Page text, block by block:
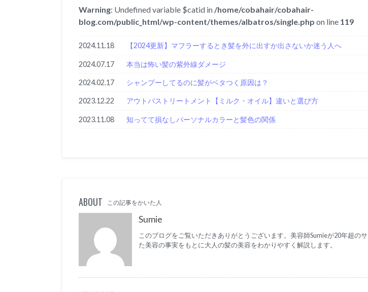
Warning: Undefined variable $catid in /home/cobahair/cobahair-
blog.com/public_html/wp-content/themes/albatros/single.php on line 119
2024.11.18 【2024更新】マフラーするとき髪を外に出すか出さないか迷う人へ
2024.07.17 本当は怖い髪の紫外線ダメージ
2024.02.17 シャンプーしてるのに髪がベタつく原因は？
2023.12.22 アウトバストリートメント【ミルク・オイル】違いと選び方
2023.11.08 知ってて損なしパーソナルカラーと髪色の関係
ABOUT この記事をかいた人
Sumie
このブログをご覧いただきありがとうございます。美容師Sumieが20年超の
た美容の事実をもとに大人の髪の美容をわかりやすく解説します。